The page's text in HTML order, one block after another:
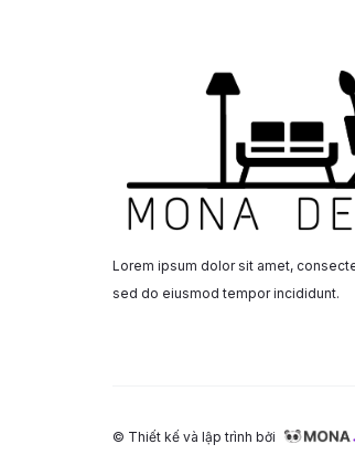
Lorem ipsum dolor sit amet,
sed do eiusmod tempor incididunt.
© Thiết kế và lập trình bởi